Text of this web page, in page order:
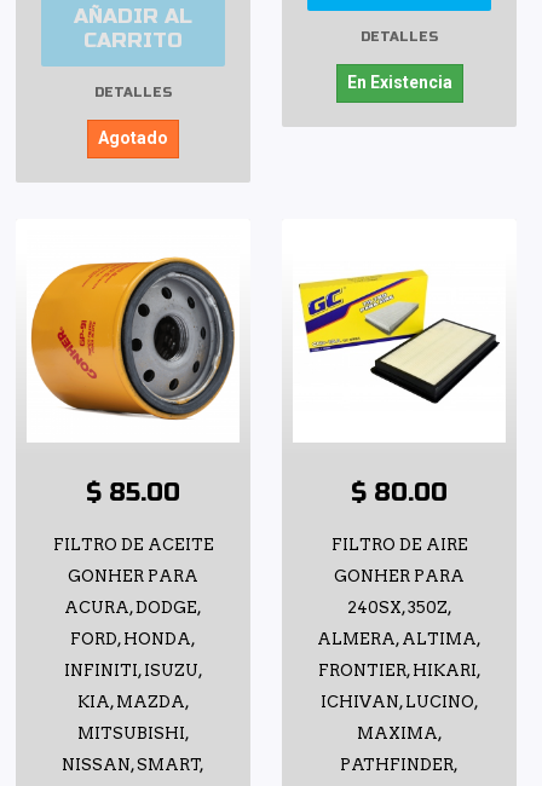
AÑADIR AL
CARRITO
DETALLES
Agotado
DETALLES
En Existencia
$ 85.00
FILTRO DE ACEITE
GONHER PARA
ACURA, DODGE,
FORD, HONDA,
INFINITI, ISUZU,
KIA, MAZDA,
MITSUBISHI,
NISSAN, SMART,
$ 80.00
FILTRO DE AIRE
GONHER PARA
240SX, 350Z,
ALMERA, ALTIMA,
FRONTIER, HIKARI,
ICHIVAN, LUCINO,
MAXIMA,
PATHFINDER,